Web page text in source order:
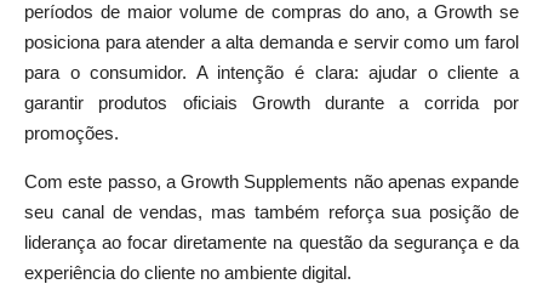
períodos de maior volume de compras do ano, a Growth se
posiciona para atender a alta demanda e servir como um farol
para o consumidor. A intenção é clara: ajudar o cliente a
garantir produtos oficiais Growth durante a corrida por
promoções.
Com este passo, a Growth Supplements não apenas expande
seu canal de vendas, mas também reforça sua posição de
liderança ao focar diretamente na questão da segurança e da
experiência do cliente no ambiente digital.